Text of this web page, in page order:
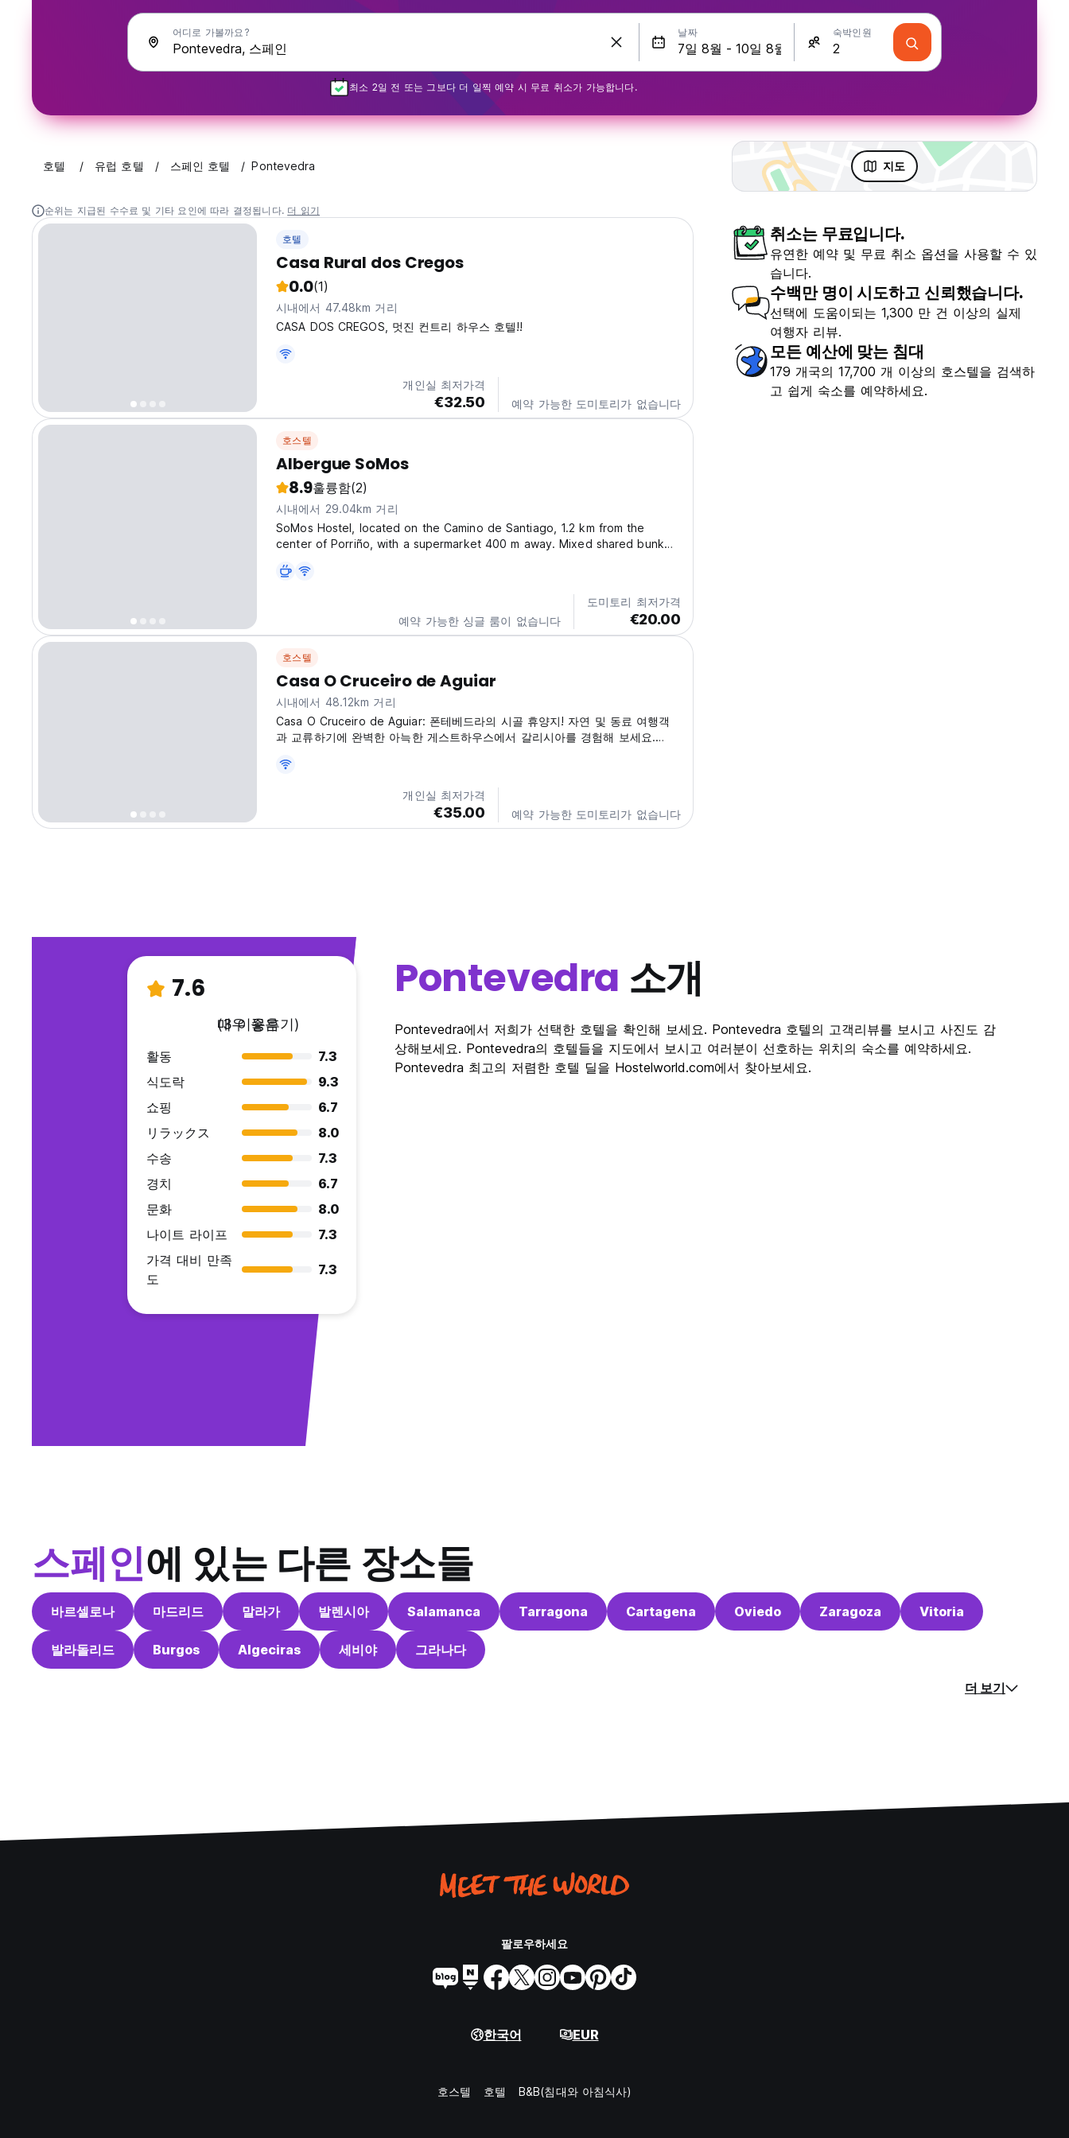
어디로 가볼까요? 날짜 숙박인원
최소 2일 전 또는 그보다 더 일찍 예약 시 무료 취소가 가능합니다.
호텔 유럽 호텔 스페인 호텔 Pontevedra 지도
순위는 지급된 수수료 및 기타 요인에 따라 결정됩니다. 더 읽기
호텔
Casa Rural dos Cregos
0.0(1)
시내에서 47.48km 거리
CASA DOS CREGOS, 멋진 컨트리 하우스 호텔!!
개인실 최저가격
€32.50 예약 가능한 도미토리가 없습니다
호스텔
Albergue SoMos
8.9훌륭함(2)
시내에서 29.04km 거리
SoMos Hostel, located on the Camino de Santiago, 1.2 km from the
center of Porriño, with a supermarket 400 m away. Mixed shared bunk
Shared bathroom and full kitchen. We have all the amenities...
예약 가능한 싱글 룸이 없습니다
도미토리 최저가격
€20.00
호스텔
Casa O Cruceiro de Aguiar
시내에서 48.12km 거리
Casa O Cruceiro de Aguiar: 폰테베드라의 시골 휴양지! 자연 및 동료 여행객
과 교류하기에 완벽한 아늑한 게스트하우스에서 갈리시아를 경험해 보세요.
개인실 최저가격
€35.00 예약 가능한 도미토리가 없습니다
취소는 무료입니다.
유연한 예약 및 무료 취소 옵션을 사용할 수 있
습니다.
수백만 명이 시도하고 신뢰했습니다.
선택에 도움이되는 1,300 만 건 이상의 실제
여행자 리뷰.
모든 예산에 맞는 침대
179 개국의 17,700 개 이상의 호스텔을 검색하
고 쉽게 숙소를 예약하세요.
7.6
매우 좋음
(3 이용후기)
활동
7.3
식도락
9.3
쇼핑
6.7
リラックス
8.0
수송
7.3
경치
6.7
문화
8.0
나이트 라이프
7.3
가격 대비 만족
도
7.3
Pontevedra 소개
Pontevedra에서 저희가 선택한 호텔을 확인해 보세요. Pontevedra 호텔의 고객리뷰를 보시고 사진도 감
상해보세요. Pontevedra의 호텔들을 지도에서 보시고 여러분이 선호하는 위치의 숙소를 예약하세요.
Pontevedra 최고의 저렴한 호텔 딜을 Hostelworld.com에서 찾아보세요.
스페인에 있는 다른 장소들
바르셀로나 마드리드 말라가 발렌시아 Salamanca Tarragona Cartagena Oviedo Zaragoza Vitoria
발라돌리드 Burgos Algeciras 세비야 그라나다
더 보기
팔로우하세요
한국어 EUR
호스텔 호텔 B&B(침대와 아침식사)